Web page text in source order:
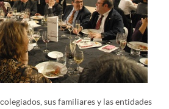
sus familiares y las entidades